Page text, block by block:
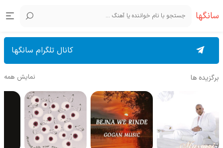
سانگها
کانال تلگرام سانگها
برگزیده ها نمایش همه